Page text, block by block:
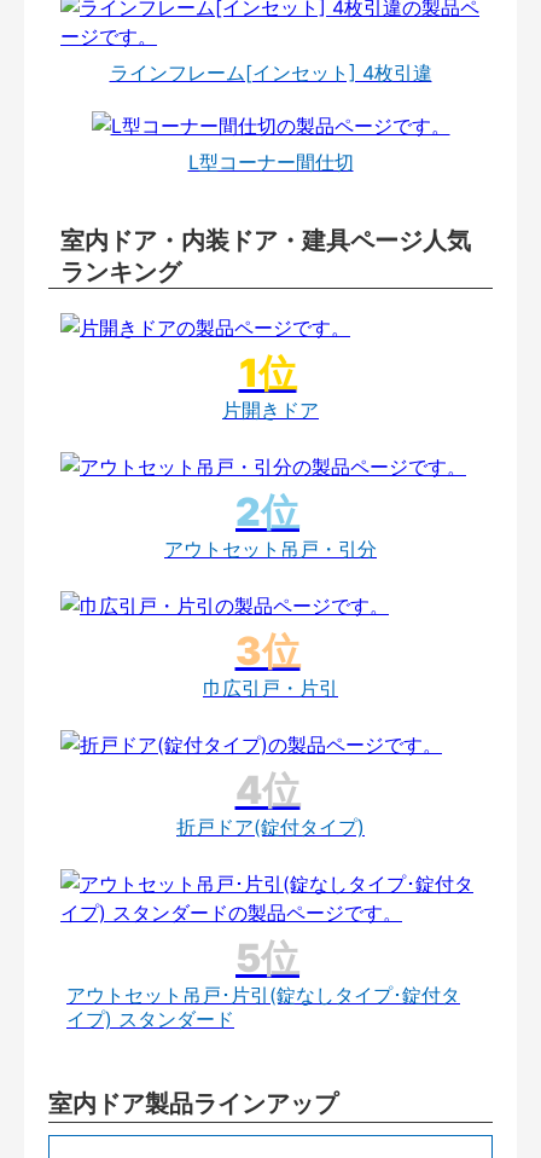
ラインフレーム[インセット] 4枚引違
L型コーナー間仕切
室内ドア・内装ドア・建具ページ人気
ランキング
片開きドア
アウトセット吊戸・引分
巾広引戸・片引
折戸ドア(錠付タイプ)
アウトセット吊戸･片引(錠なしタイプ･錠付タ
イプ) スタンダード
室内ドア製品ラインアップ